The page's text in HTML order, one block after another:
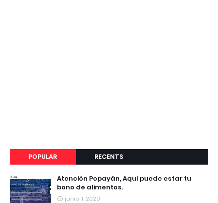
POPULAR RECENTS
Atención Popayán, Aquí puede estar tu
bono de alimentos.
junio 11, 2020